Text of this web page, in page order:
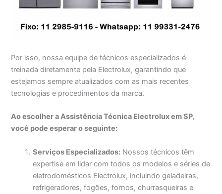
Por isso, nossa equipe de técnicos especializados é
treinada diretamente pela Electrolux, garantindo que
estejamos sempre atualizados com as mais recentes
tecnologias e procedimentos da marca.
Ao escolher a Assistência Técnica Electrolux em SP,
você pode esperar o seguinte:
Serviços Especializados: Nossos técnicos têm
expertise em lidar com todos os modelos e séries de
eletrodomésticos Electrolux, incluindo geladeiras,
refrigeradores, fogões, fornos, churrasqueiras e